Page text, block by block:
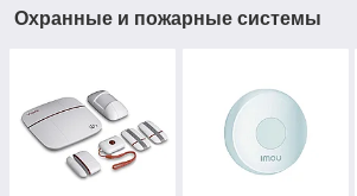
Охранные и пожарные системы